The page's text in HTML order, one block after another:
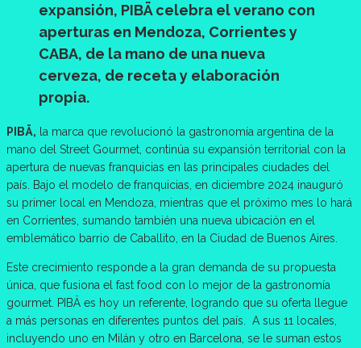
expansión, PIBÄ celebra el verano con
aperturas en Mendoza, Corrientes y
CABA, de la mano de una nueva
cerveza, de receta y elaboración
propia.
PIBÄ, la marca que revolucionó la gastronomía argentina de la
mano del Street Gourmet, continúa su expansión territorial con la
apertura de nuevas franquicias en las principales ciudades del
país. Bajo el modelo de franquicias, en diciembre 2024 inauguró
su primer local en Mendoza, mientras que el próximo mes lo hará
en Corrientes, sumando también una nueva ubicación en el
emblemático barrio de Caballito, en la Ciudad de Buenos Aires.
Este crecimiento responde a la gran demanda de su propuesta
única, que fusiona el fast food con lo mejor de la gastronomía
gourmet. PIBÄ es hoy un referente, logrando que su oferta llegue
a más personas en diferentes puntos del país. A sus 11 locales,
incluyendo uno en Milán y otro en Barcelona, se le suman estos